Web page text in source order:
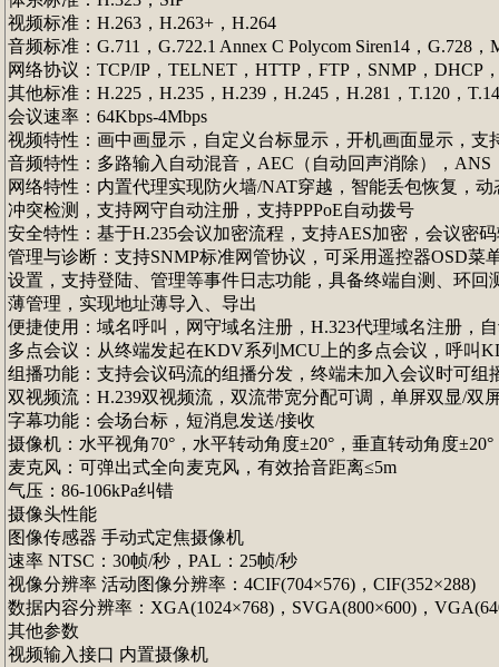
视频标准：H.263，H.263+，H.264
音频标准：G.711，G.722.1 Annex C Polycom Siren14，G.728，
网络协议：TCP/IP，TELNET，HTTP，FTP，SNMP，DHCP
其他标准：H.225，H.235，H.239，H.245，H.281，T.120，
会议速率：64Kbps-4Mbps
视频特性：画中画显示，自定义台标显示，开机画面显示，
音频特性：多路输入自动混音，AEC（自动回声消除），
网络特性：内置代理实现防火墙/NAT穿越，智能丢包恢复，
冲突检测，支持网守自动注册，支持PPPoE自动拨号
安全特性：基于H.235会议加密流程，支持AES加密，会议密
管理与诊断：支持SNMP标准网管协议，可采用遥控器OSD菜
设置，支持登陆、管理等事件日志功能，具备终端自测、环
薄管理，实现地址薄导入、导出
便捷使用：域名呼叫，网守域名注册，H.323代理域名注册，
多点会议：从终端发起在KDV系列MCU上的多点会议，呼叫
组播功能：支持会议码流的组播分发，终端未加入会议时可
双视频流：H.239双视频流，双流带宽分配可调，单屏双显/双
字幕功能：会场台标，短消息发送/接收
摄像机：水平视角70°，水平转动角度±20°，垂直转动角度
麦克风：可弹出式全向麦克风，有效拾音距离≤5m
气压：86-106kPa纠错
摄像头性能
图像传感器 手动式定焦摄像机
速率 NTSC：30帧/秒，PAL：25帧/秒
视像分辨率 活动图像分辨率：4CIF(704×576)，CIF(352×288)
数据内容分辨率：XGA(1024×768)，SVGA(800×600)，
其他参数
视频输入接口 内置摄像机